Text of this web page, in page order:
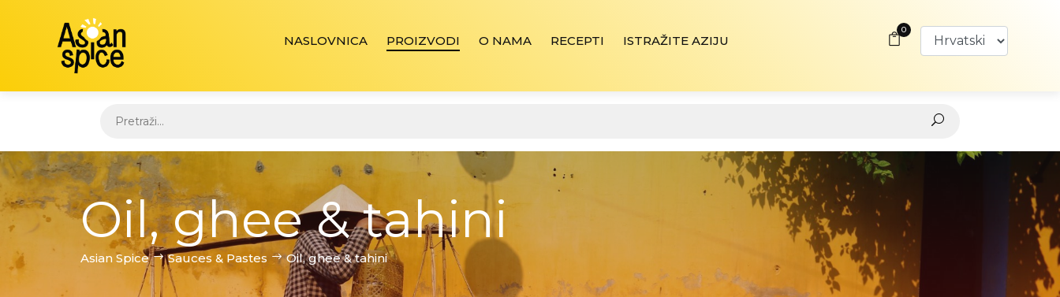
NASLOVNICA PROIZVODI O NAMA RECEPTI ISTRAŽITE AZIJU
0
Oil, ghee & tahini
Asian Spice Sauces & Pastes Oil, ghee & tahini